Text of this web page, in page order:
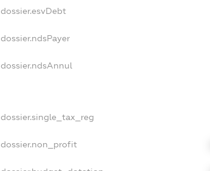
dossier.esvDebt
dossier.ndsPayer
dossier.ndsAnnul
dossier.single_tax_reg
dossier.non_profit